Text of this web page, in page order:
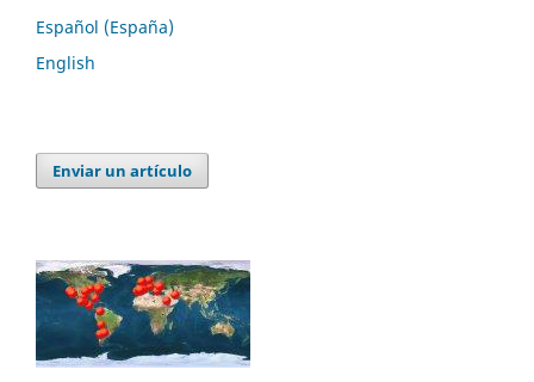
Español (España)
English
Enviar un artículo